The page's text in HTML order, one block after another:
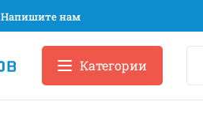
Напишите нам
Категории